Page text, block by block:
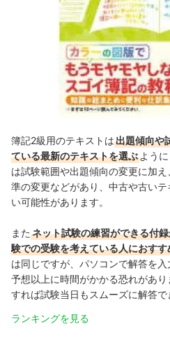
簿記2級用のテキストは出題傾向や
ている最新のテキストを選ぶ よう
は試験範囲や出題傾向の変更に加
準の変更などがあり、中古や古い
い可能性があります。
また ネット試験の練習ができる付
験での受験を考えている人におすす
は同じですが、パソコンで解答を
予想以上に時間がかかる恐れがあ
すれば試験当日もスムーズに解答で
ランキングを見る